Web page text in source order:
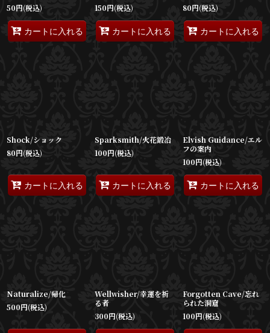
50円(税込)
カートに入れる
150円(税込)
カートに入れる
80円(税込)
カートに入れる
Shock/ショック
80円(税込)
カートに入れる
Sparksmith/火花鍛冶
100円(税込)
カートに入れる
Elvish Guidance/エル
フの案内
100円(税込)
カートに入れる
Naturalize/帰化
500円(税込)
Wellwisher/幸運を祈
る者
300円(税込)
Forgotten Cave/忘れ
られた洞窟
100円(税込)